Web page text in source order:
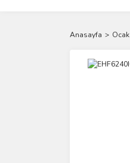
Anasayfa Ocak